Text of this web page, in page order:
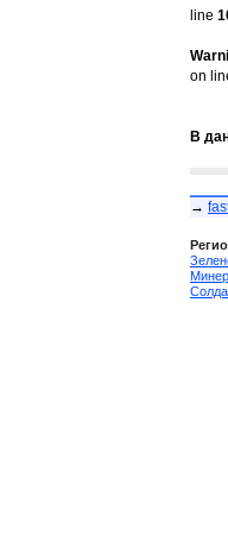
line
on
В
→